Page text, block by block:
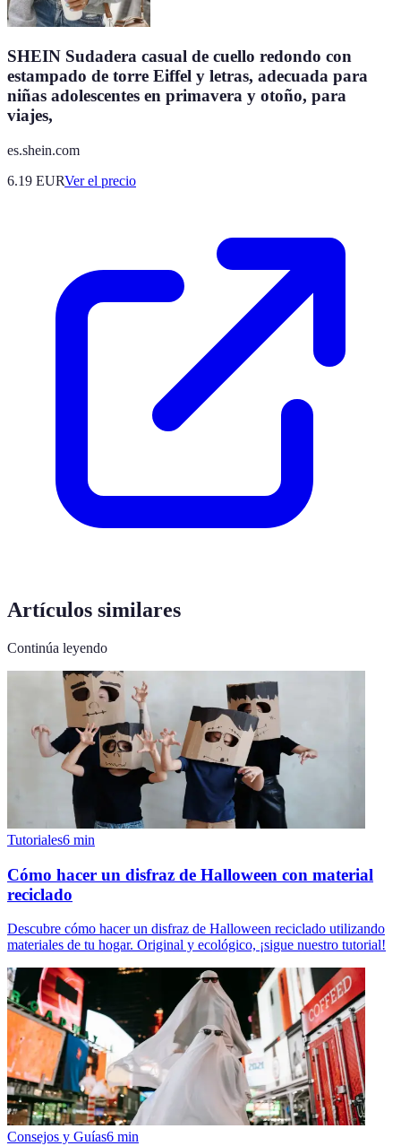
SHEIN Sudadera casual de cuello redondo con
estampado de torre Eiffel y letras, adecuada para
niñas adolescentes en primavera y otoño, para
viajes,
es.shein.com
6.19 EURVer el precio
Artículos similares
Continúa leyendo
Tutoriales6 min
Cómo hacer un disfraz de Halloween con material
reciclado
Descubre cómo hacer un disfraz de Halloween reciclado utilizando
materiales de tu hogar. Original y ecológico, ¡sigue nuestro tutorial!
Consejos y Guías6 min